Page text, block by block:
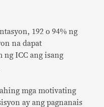
192 o 94% ng
na dapat
ICC ang isang
mga motivating
ay ang pagnanais